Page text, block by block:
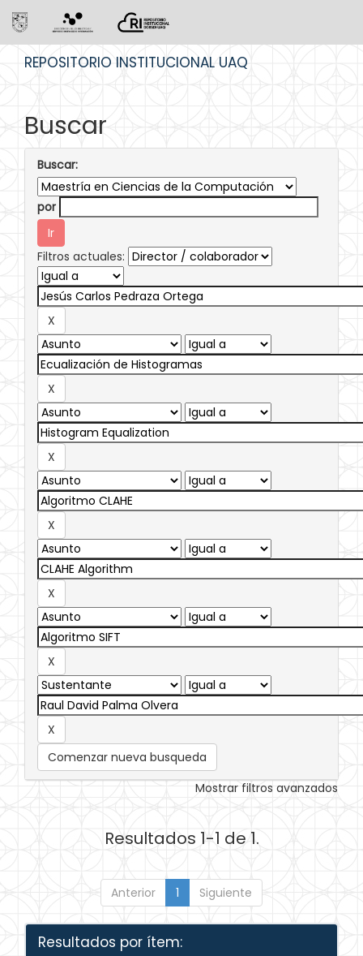
REPOSITORIO INSTITUCIONAL UAQ
Buscar
Buscar:
por
Filtros actuales:
Comenzar nueva busqueda
Mostrar filtros avanzados
Resultados 1-1 de 1.
Anterior 1 Siguiente
Resultados por ítem: